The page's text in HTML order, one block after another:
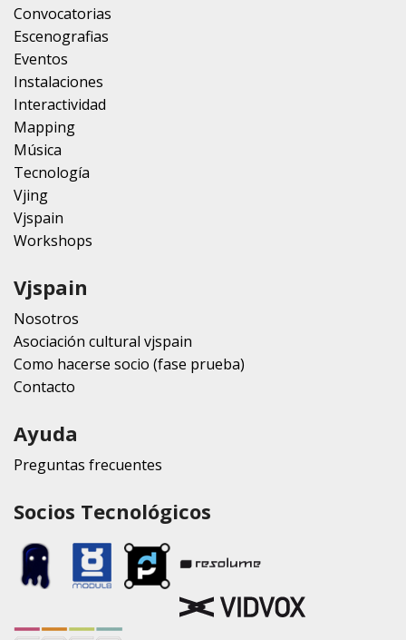
Convocatorias
Escenografias
Eventos
Instalaciones
Interactividad
Mapping
Música
Tecnología
Vjing
Vjspain
Workshops
Vjspain
Nosotros
Asociación cultural vjspain
Como hacerse socio (fase prueba)
Contacto
Ayuda
Preguntas frecuentes
Socios Tecnológicos